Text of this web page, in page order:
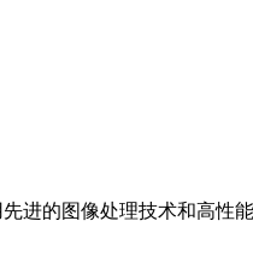
进的图像处理技术和高性